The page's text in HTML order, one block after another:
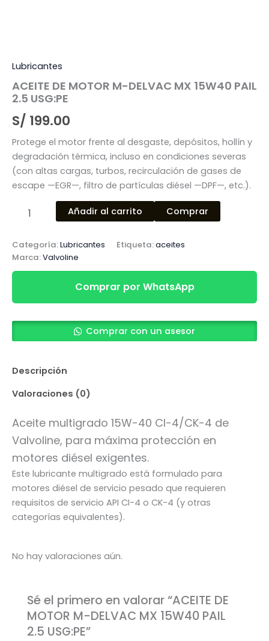
Lubricantes
ACEITE DE MOTOR M-DELVAC MX 15W40 PAIL
2.5 USG:PE
S/ 199.00
Protege el motor frente al desgaste, depósitos, hollín y
degradación térmica, incluso en condiciones severas
(con altas cargas, turbos, recirculación de gases de
escape —EGR—, filtro de partículas diésel —DPF—, etc.).
Añadir al carrito Comprar
Categoría:Lubricantes Etiqueta:aceites
Marca:Valvoline
Comprar por WhatsApp
Comprar con un asesor
Descripción
Valoraciones (0)
Aceite multigrado 15W-40 CI-4/CK-4 de
Valvoline, para máxima protección en
motores diésel exigentes.
Este lubricante multigrado está formulado para
motores diésel de servicio pesado que requieren
requisitos de servicio API CI-4 o CK-4 (y otras
categorías equivalentes).
No hay valoraciones aún.
Sé el primero en valorar “ACEITE DE
MOTOR M-DELVAC MX 15W40 PAIL
2.5 USG:PE”